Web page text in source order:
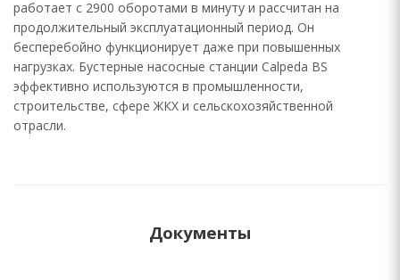
работает с 2900 оборотами в минуту и рассчитан на
продолжительный эксплуатационный период. Он
бесперебойно функционирует даже при повышенных
нагрузках. Бустерные насосные станции Calpeda BS
эффективно используются в промышленности,
строительстве, сфере ЖКХ и сельскохозяйственной
отрасли.
Документы